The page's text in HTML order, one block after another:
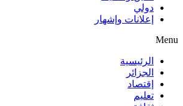
دولي
إعلانات وإشهار
Menu
الرئيسية
الجزائر
إقتصاد
تعليم